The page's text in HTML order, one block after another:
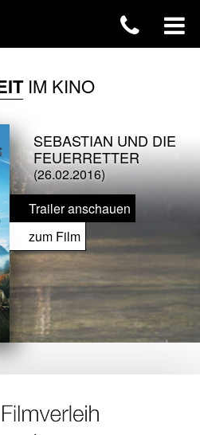
IM KINO
SEBASTIAN UND DIE
FEUERRETTER
(26.02.2016)
Trailer anschauen
zum Film